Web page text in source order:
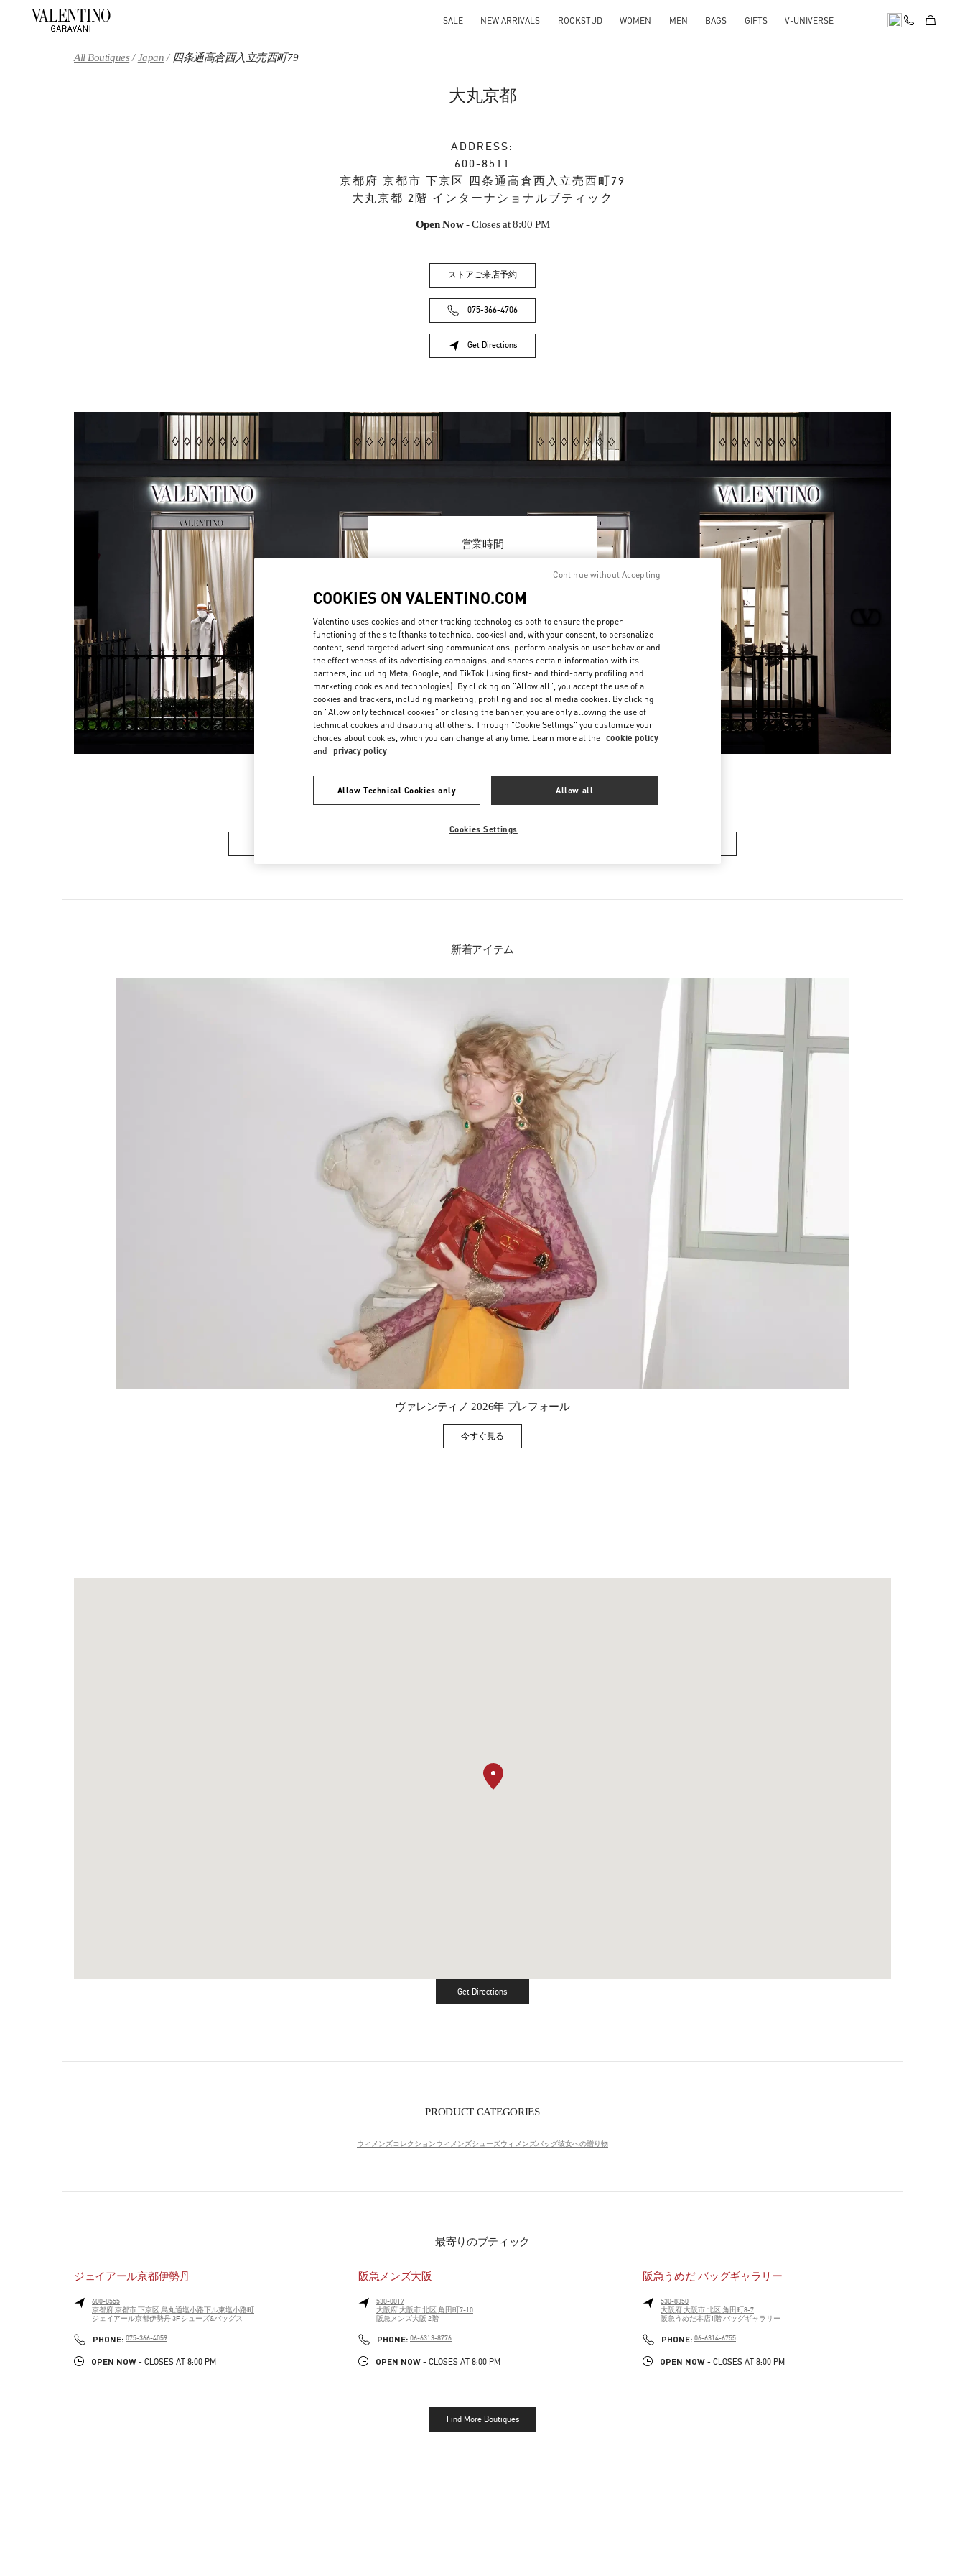
SALE NEW ARRIVALS ROCKSTUD WOMEN MEN BAGS GIFTS V-UNIVERSE
All Boutiques Japan 四条通高倉西入立売西町79
大丸京都
ADDRESS:
600-8511
京都府 京都市 下京区 四条通高倉西入立売西町79
大丸京都 2階 インターナショナルブティック
Open Now- Closes at 8:00 PM
ストアご来店予約
075-366-4706
Get Directions
Link Opens in New Tab
営業時間
8:00 PM
Tuesday
10:00 AM-
Wednesday
10:00 AM-8:00 PM
Thursday
10:00 AM-8:00 PM
Friday
10:00 AM-8:00 PM
Saturday 10:00 AM-8:00 PM
お取り扱い商品
新着アイテム
Link Opens in New Tab
ヴァレンティノ 2026年 プレフォール
今すぐ見るLink Opens in New Tab
Get DirectionsLink Opens in New Tab
PRODUCT CATEGORIES
ウィメンズコレクションウィメンズシューズウィメンズバッグ彼女への贈り物
最寄りのブティック
ジェイアール京都伊勢丹
600-8555
京都府京都市 下京区 烏丸通塩小路下ル東塩小路町
ジェイアール京都伊勢丹 3F シューズ&バッグス
PHONE: PHONE
075-366-4059
OPEN NOW - CLOSES AT 8:00 PM
阪急メンズ大阪
530-0017
大阪府 大阪市北区 角田町7-10
阪急メンズ大阪 2階
PHONE: PHONE
06-6313-8776
OPEN NOW - CLOSES AT 8:00 PM
阪急うめだ バッグギャラリー
530-8350
大阪府 大阪市北区 角田町8-7
阪急うめだ本店1階 バッグギャラリー
PHONE: PHONE
06-6314-6755
OPEN NOW - CLOSES AT 8:00 PM
Find More Boutiques
COOKIES ON VALENTINO.COM
Valentino uses cookies and other tracking technologies both to ensure the proper
functioning of the site (thanks to technical cookies) and, with your consent, to personalize
content, send targeted advertising communications, perform analysis on user behavior and
the effectiveness of its advertising campaigns, and shares certain information with its
partners, including Meta, Google, and TikTok (using first- and third-party profiling and
marketing cookies and technologies). By clicking on "Allow all", you accept the use of all
cookies and trackers, including marketing, profiling and social media cookies. By clicking
on "Allow only technical cookies" or closing the banner, you are only allowing the use of
technical cookies and disabling all others. Through "Cookie Settings" you customize your
choices about cookies, which you can change at any time. Learn more at the cookie policy
and privacy policy
Allow Technical Cookies only Allow all
Cookies Settings
Continue without Accepting